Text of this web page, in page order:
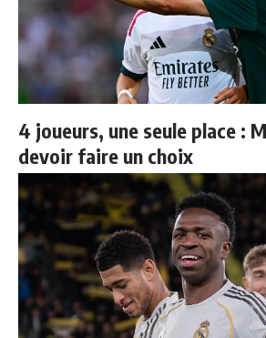
4 joueurs, une seule place :
devoir faire un choix